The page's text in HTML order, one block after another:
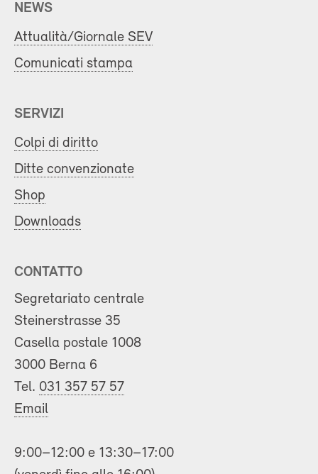
NEWS
Attualità/Giornale SEV
Comunicati stampa
SERVIZI
Colpi di diritto
Ditte convenzionate
Shop
Downloads
CONTATTO
Segretariato centrale
Steinerstrasse 35
Casella postale 1008
3000 Berna 6
Tel. 031 357 57 57
Email
9:00–12:00 e 13:30–17:00